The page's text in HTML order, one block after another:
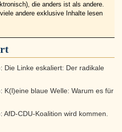
die anders ist als andere.
andere exklusive Inhalte lesen
Die Linke eskaliert: Der radikale
K(l)eine blaue Welle: Warum es für
CDU-Koalition wird kommen.